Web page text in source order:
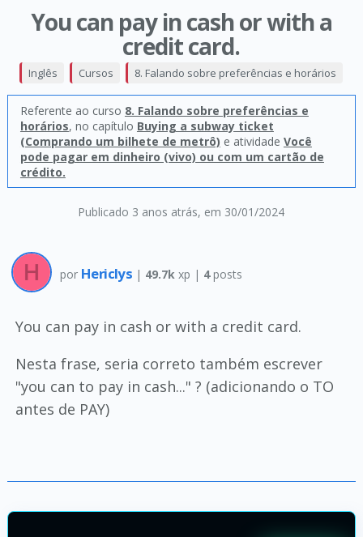
You can pay in cash or with a
credit card.
Publicado 3 anos atrás, em 30/01/2024
Inglês Cursos 8. Falando sobre preferências e horários
Referente ao curso 8. Falando sobre preferências e
horários, no capítulo Buying a subway ticket
(Comprando um bilhete de metrô) e atividade Você
pode pagar em dinheiro (vivo) ou com um cartão de
crédito.
por Hericlys | 49.7kxp | 4posts
You can pay in cash or with a credit card.
Nesta frase, seria correto também escrever
"you can to pay in cash..." ? (adicionando o TO
antes de PAY)